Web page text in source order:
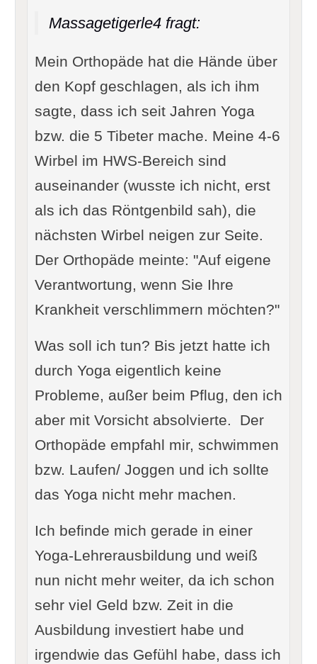
Massagetigerle4 fragt:
Mein Orthopäde hat die Hände über
den Kopf geschlagen, als ich ihm
sagte, dass ich seit Jahren Yoga
bzw. die 5 Tibeter mache. Meine 4-6
Wirbel im HWS-Bereich sind
auseinander (wusste ich nicht, erst
als ich das Röntgenbild sah), die
nächsten Wirbel neigen zur Seite.
Der Orthopäde meinte: "Auf eigene
Verantwortung, wenn Sie Ihre
Krankheit verschlimmern möchten?"
Was soll ich tun? Bis jetzt hatte ich
durch Yoga eigentlich keine
Probleme, außer beim Pflug, den ich
aber mit Vorsicht absolvierte. Der
Orthopäde empfahl mir, schwimmen
bzw. Laufen/ Joggen und ich sollte
das Yoga nicht mehr machen.
Ich befinde mich gerade in einer
Yoga-Lehrerausbildung und weiß
nun nicht mehr weiter, da ich schon
sehr viel Geld bzw. Zeit in die
Ausbildung investiert habe und
irgendwie das Gefühl habe, dass ich